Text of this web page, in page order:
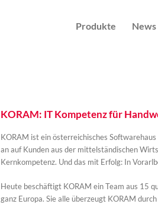
Produkte News
KORAM: IT Kompetenz für
KORAM ist ein österreichisches
an auf Kunden aus der mittelständischen
Kernkompetenz. Und das mit Erfolg: In
Heute beschäftigt KORAM ein Team aus 15
ganz Europa. Sie alle überzeugt KORAM